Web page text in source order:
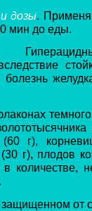
дозы.
мин до еды.
болезнь
(60 г),
г), плодов
в количестве,
от